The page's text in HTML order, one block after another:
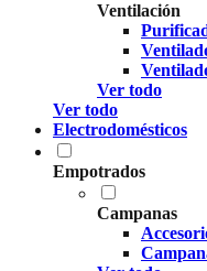
Ventilación
Ver todo
Ver todo
Electrodomésticos
Empotrados
Campanas